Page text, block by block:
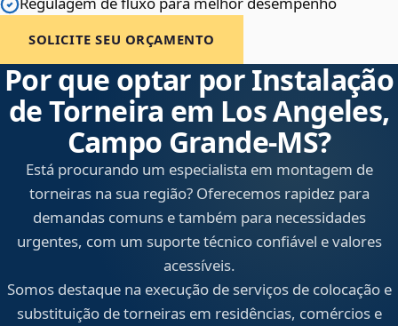
SOLICITE SEU ORÇAMENTO
Por que optar por Instalação
de Torneira em Los Angeles,
Campo Grande‑MS?
Está procurando um especialista em montagem de
torneiras na sua região? Oferecemos rapidez para
demandas comuns e também para necessidades
urgentes, com um suporte técnico confiável e valores
acessíveis.
Somos destaque na execução de serviços de colocação e
substituição de torneiras em residências, comércios e